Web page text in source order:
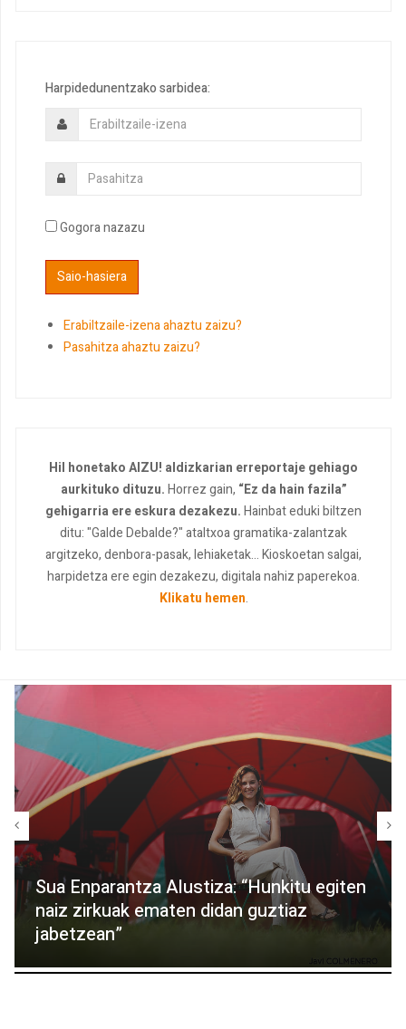
Harpidedunentzako sarbidea:
Gogora nazazu
Erabiltzaile-izena ahaztu zaizu?
Pasahitza ahaztu zaizu?
Hil honetako AIZU! aldizkarian erreportaje gehiago
aurkituko dituzu.Horrez gain, “Ez da hain fazila”
gehigarria ere eskura dezakezu.Hainbat eduki biltzen
ditu: "Galde Debalde?" ataltxoa gramatika-zalantzak
argitzeko, denbora-pasak, lehiaketak... Kioskoetan salgai,
harpidetza ere egin dezakezu, digitala nahiz paperekoa.
Klikatu hemen.
Sua Enparantza Alustiza: “Hunkitu egiten
naiz zirkuak ematen didan guztiaz
jabetzean”